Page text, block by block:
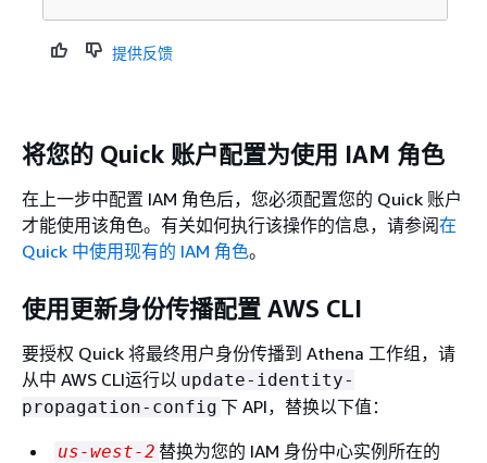
提供反馈
将您的 Quick 账户配置为使用 IAM 角色
在上一步中配置 IAM 角色后，您必须配置您的 Quick 账户
才能使用该角色。有关如何执行该操作的信息，请参阅在
Quick 中使用现有的 IAM 角色。
使用更新身份传播配置 AWS CLI
要授权 Quick 将最终用户身份传播到 Athena 工作组，请
从中 AWS CLI运行以 update-identity-
propagation-config 下 API，替换以下值：
us-west-2 替换为您的 IAM 身份中心实例所在的